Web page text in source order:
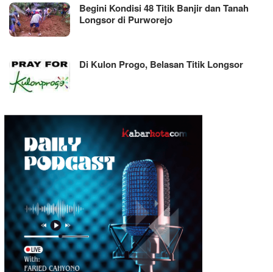
Begini Kondisi 48 Titik Banjir dan Tanah
Longsor di Purworejo
Di Kulon Progo, Belasan Titik Longsor